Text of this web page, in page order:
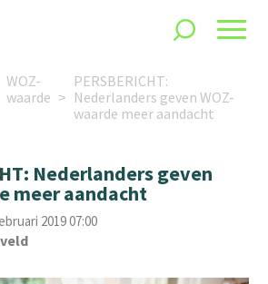
WOZ-
waarde
PERSBERICHT:
Nederlanders geven WOZ-
waarde meer aandacht
Nederlanders geven
meer aandacht
2019 07:00